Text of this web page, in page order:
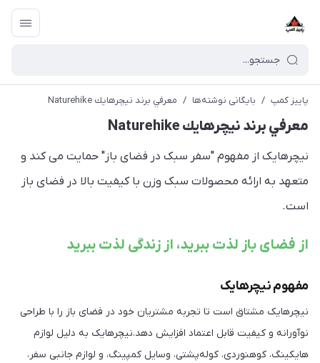
پاییز کمپ / بایگانی نوشته‌ها / معرفي برند نيچرهايك Naturehike
معرفي برند نيچرهايك Naturehike
نیچرهایک از مفهوم "سفر سبک در فضای باز" حمایت می کند و
متعهد به ارائه محصولات سبک وزن با کیفیت بالا در فضای باز
است.
از فضای باز لذت ببرید، از زندگی لذت ببرید
مفهوم نیچرهایک
نیچرهایک مشتاق است تا تجربه مشتریان خود در فضای باز را با طراحی
نوآورانه و کیفیت قابل اعتماد افزایش دهد.نیچرهایک به دلیل لوازم
هایکینگ، کوهنوردی، کوله‌پشتی، وسایل کمپینگ، و لوازم جانبی سفر،